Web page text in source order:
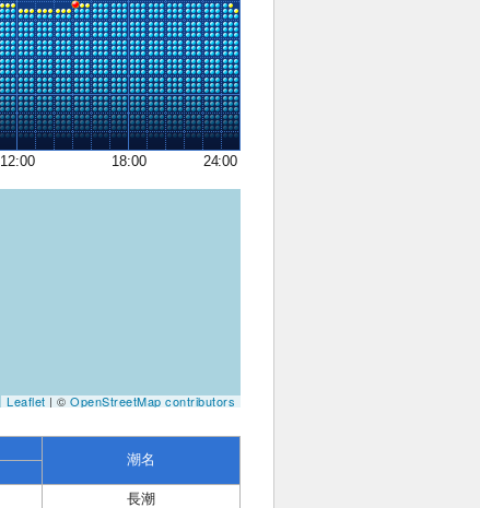
12:00 18:00 24:00
Leaflet| ©OpenStreetMap contributors
潮名
長潮